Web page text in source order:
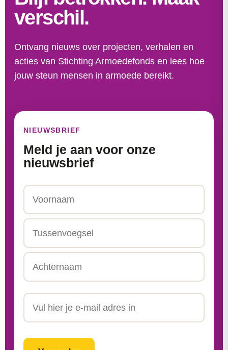
verschil.
Ontvang nieuws over projecten, verhalen en
acties van Stichting Armoedefonds en lees hoe
jouw steun mensen in armoede bereikt.
NIEUWSBRIEF
Meld je aan voor onze
nieuwsbrief
Voornaam
Tussenvoegsel
Achternaam
CAPTCHA